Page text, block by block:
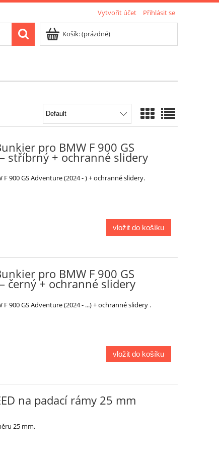
Vytvořit účet Přihlásit se
Košík:(prázdné)
pro BMW F 900 GS
stříbrný + ochranné slidery
900 GS Adventure (2024 - ) + ochranné slidery.
vložit do košíku
pro BMW F 900 GS
černý + ochranné slidery
900 GS Adventure (2024 - ...) + ochranné slidery .
vložit do košíku
na padací rámy 25 mm
25 mm.